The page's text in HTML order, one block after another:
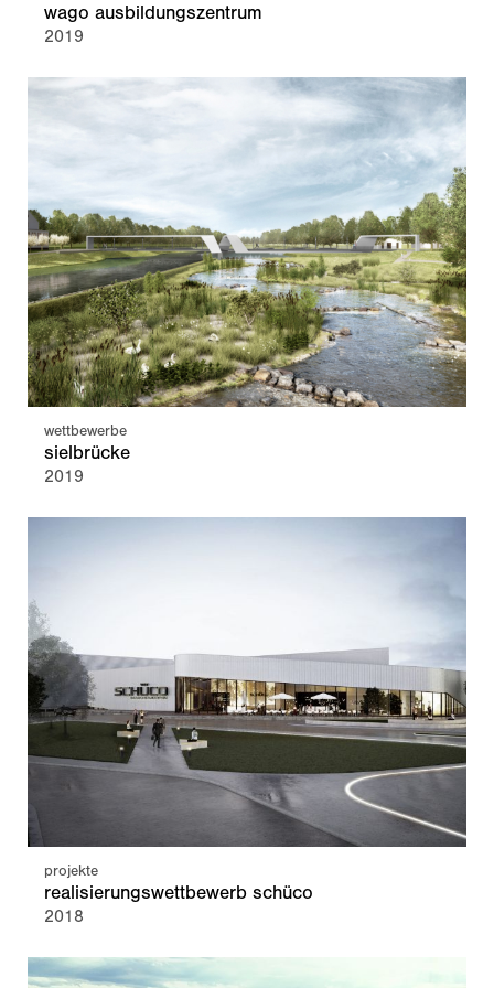
wago ausbildungszentrum
2019
wettbewerbe
sielbrücke
2019
projekte
realisierungswettbewerb schüco
2018